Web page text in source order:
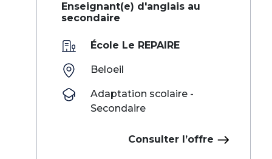
Enseignant(e) d'anglais au
secondaire
École Le REPAIRE
Beloeil
Adaptation scolaire -
Secondaire
Consulter l’offre